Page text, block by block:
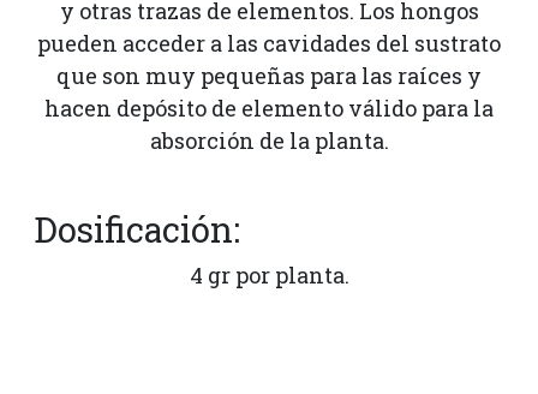
y otras trazas de elementos. Los hongos
pueden acceder a las cavidades del sustrato
que son muy pequeñas para las raíces y
hacen depósito de elemento válido para la
absorción de la planta.
Dosificación:
4 gr por planta.